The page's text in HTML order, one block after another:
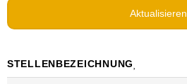
Aktualisieren
STELLENBEZEICHNUNG